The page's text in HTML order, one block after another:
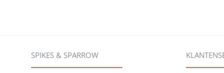
SPIKES & SPARROW